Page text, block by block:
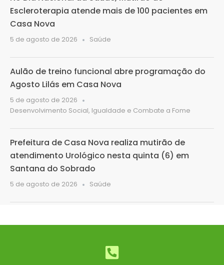
Escleroterapia atende mais de 100 pacientes em
Casa Nova
5 de agosto de 2026 Saúde
Aulão de treino funcional abre programação do
Agosto Lilás em Casa Nova
5 de agosto de 2026
Desenvolvimento Social, Igualdade e Combate a Fome
Prefeitura de Casa Nova realiza mutirão de
atendimento Urológico nesta quinta (6) em
Santana do Sobrado
5 de agosto de 2026 Saúde